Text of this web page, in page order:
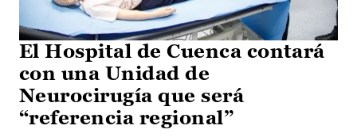
El Hospital de Cuenca contará
con una Unidad de
Neurocirugía que será
“referencia regional”